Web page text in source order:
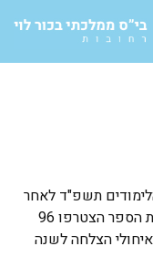
תשפ"ד לאחר
הצלחה לשנה